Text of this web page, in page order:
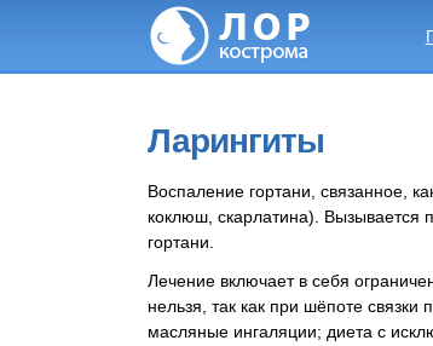
Ларингиты
Воспаление гортани, связанное,
коклюш, скарлатина). Вызывается
гортани.
Лечение включает в себя
нельзя, так как при шёпоте
масляные ингаляции; диета с